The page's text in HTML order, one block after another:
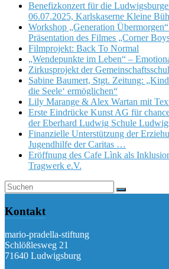
Benefizkonzert für die
06.07.2025, Karlskaserne Kleine
Workshop „Generation
Präsentation des Filmes „Corner
Filmprojekt: Back To Normal
„Wendepunkte im Leben“ –
Zirkusprojekt der
Sabine Baumert, Stgt. Zeitung:
die Seele‘ ermöglichen“
Lily Marange & Alex Wartan mit
Erste Eindrücke Kunst AG für
der Eberhard Ludwig Schule
Finanzielle Unterstützung der
Jugendhilfe der Caritas …
Eröffnung des Cafe Lìnk als
Tragwerk e.V.
Kontakt
mario-pradella-stiftung
Schlößlesweg 21
71640 Ludwigsburg